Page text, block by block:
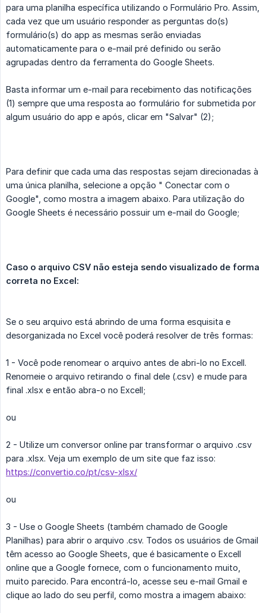
para uma planilha específica utilizando o Formulário Pro. Assim,
cada vez que um usuário responder as perguntas do(s)
formulário(s) do app as mesmas serão enviadas
automaticamente para o e-mail pré definido ou serão
agrupadas dentro da ferramenta do Google Sheets.
Basta informar um e-mail para recebimento das notificações
(1) sempre que uma resposta ao formulário for submetida por
algum usuário do app e após, clicar em "Salvar" (2);
Para definir que cada uma das respostas sejam direcionadas à
uma única planilha, selecione a opção " Conectar com o
Google", como mostra a imagem abaixo. Para utilização do
Google Sheets é necessário possuir um e-mail do Google;
Caso o arquivo CSV não esteja sendo visualizado de forma
correta no Excel:
Se o seu arquivo está abrindo de uma forma esquisita e
desorganizada no Excel você poderá resolver de três formas:
1 - Você pode renomear o arquivo antes de abri-lo no Excell.
Renomeie o arquivo retirando o final dele (.csv) e mude para
final .xlsx e então abra-o no Excell;
ou
2 - Utilize um conversor online par transformar o arquivo .csv
para .xlsx. Veja um exemplo de um site que faz isso:
https://convertio.co/pt/csv-xlsx/
ou
3 - Use o Google Sheets (também chamado de Google
Planilhas) para abrir o arquivo .csv. Todos os usuários de Gmail
têm acesso ao Google Sheets, que é basicamente o Excell
online que a Google fornece, com o funcionamento muito,
muito parecido. Para encontrá-lo, acesse seu e-mail Gmail e
clique ao lado do seu perfil, como mostra a imagem abaixo: